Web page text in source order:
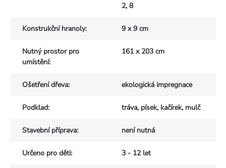
2, 8
Konstrukční hranoly: 9 x 9 cm
Nutný prostor pro
umístění:
161 x 203 cm
Ošetření dřeva: ekologická impregnace
Podklad: tráva, písek, kačírek, mulč
Stavební příprava: není nutná
Určeno pro děti: 3 - 12 let